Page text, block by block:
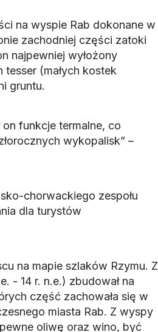
na wyspie Rab dokonane w
zachodniej części zatoki
najpewniej wyłożony
(małych kostek
gruntu.
on funkcje termalne, co
wykopalisk” –
chorwackiego zespołu
dla turystów
na mapie szlaków Rzymu. Z
- 14 r. n.e.) zbudował na
część zachowała się w
miasta Rab. Z wyspy
oliwę oraz wino, być